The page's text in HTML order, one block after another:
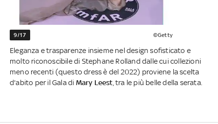
9/17 ©Getty
Eleganza e trasparenze insieme nel design sofisticato e
molto riconoscibile di Stephane Rolland dalle cui collezioni
meno recenti (questo dress è del 2022) proviene la scelta
d'abito per il Gala di Mary Leest , tra le più belle della serata.